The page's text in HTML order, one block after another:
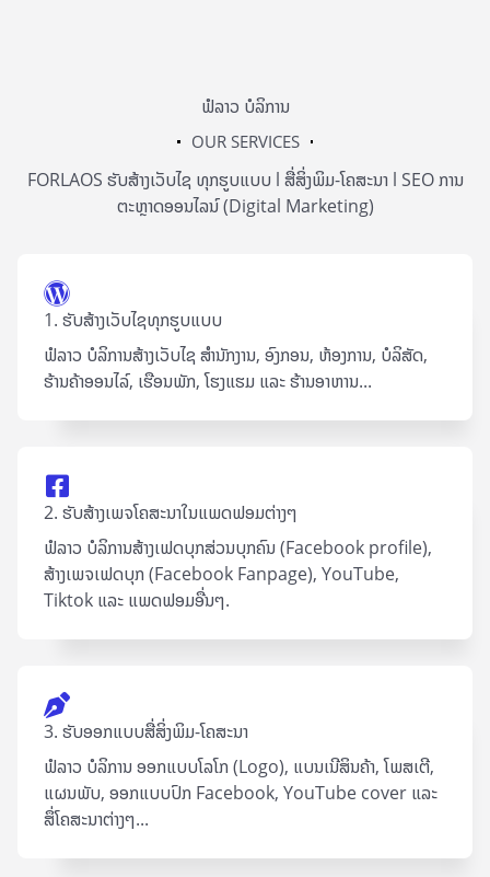
ຟໍລາວ ບໍລິການ
OUR SERVICES
FORLAOS ຮັບສ້າງເວັບໄຊ ທຸກຮູບແບບ l ສື່ສິ່ງພິມ-ໂຄສະນາ l SEO ການ
ຕະຫຼາດອອນໄລນ໌ (Digital Marketing)
1. ຮັບສ້າງເວັບໄຊທຸກຮູບແບບ
ຟໍລາວ ບໍລິການສ້າງເວັບໄຊ ສຳນັກງານ, ອົງກອນ, ຫ້ອງການ, ບໍລິສັດ,
ຮ້ານຄ້າອອນໄລ໌, ເຮືອນພັກ, ໂຮງແຮມ ແລະ ຮ້ານອາຫານ...
2. ຮັບສ້າງເພຈໂຄສະນາໃນແພດຟອມຕ່າງໆ
ຟໍລາວ ບໍລິການສ້າງເຟດບຸກສ່ວນບຸກຄົນ (Facebook profile),
ສ້າງເພຈເຟດບຸກ (Facebook Fanpage), YouTube,
Tiktok ແລະ ແພດຟອມອື່ນໆ.
3. ຮັບອອກແບບສື່ສິ່ງພິມ-ໂຄສະນາ
ຟໍລາວ ບໍລິການ ອອກແບບໂລໂກ (Logo), ແບນເນີສິນຄ້າ, ໂພສເຕີ,
ແຜນພັບ, ອອກແບບປົກ Facebook, YouTube cover ແລະ
ສຶ່ໂຄສະນາຕ່າງໆ...